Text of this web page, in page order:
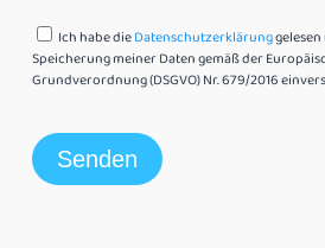
Ich habe dieDatenschutzerklärung
Speicherung meiner Daten gemäß der
Grundverordnung (DSGVO) Nr. 679/2016